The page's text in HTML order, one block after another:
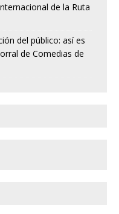
de la Ruta
del público: así es
de Comedias de